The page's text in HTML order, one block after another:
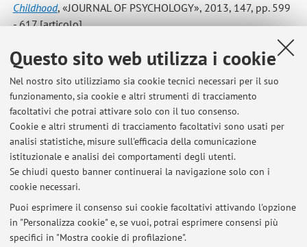
Questo sito web utilizza i cookie
Nel nostro sito utilizziamo sia cookie tecnici necessari per il suo
funzionamento, sia cookie e altri strumenti di tracciamento
facoltativi che potrai attivare solo con il tuo consenso.
Cookie e altri strumenti di tracciamento facoltativi sono usati per
analisi statistiche, misure sull'efficacia della comunicazione
istituzionale e analisi dei comportamenti degli utenti.
Se chiudi questo banner continuerai la navigazione solo con i
cookie necessari.
Puoi esprimere il consenso sui cookie facoltativi attivando l'opzione
in "Personalizza cookie" e, se vuoi, potrai esprimere consensi più
specifici in "Mostra cookie di profilazione".
Childhood, «JOURNAL OF PSYCHOLOGY», 2013, 147, pp. 599
- 617 [articolo]
Mancini, G.; Agnoli, S.; Trombini, E.; Baldaro, B.; Surcinelli, P.
Predictors of emotional awareness during childhood ,
«HEALTH», 2013, 5, pp. 375 - 380 [articolo]
1 2 3
Ultimi avvisi